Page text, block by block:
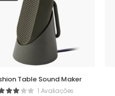
Table Sound Maker
1 Avaliações